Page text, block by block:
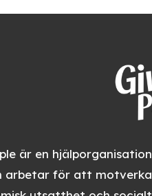
är en hjälporganisation
arbetar för att motverka